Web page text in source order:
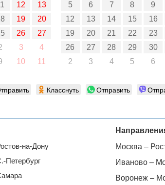
12
13
19
20
26
27
3
4
10 11
5
6 7 8
9
12
13 14 15
16
19
20 21 22
23
26
27 28 29
30
2
3 4 5 6
Класснуть Отправить
на-Дону
Петербург
Москва –
Иваново –
Воронеж –